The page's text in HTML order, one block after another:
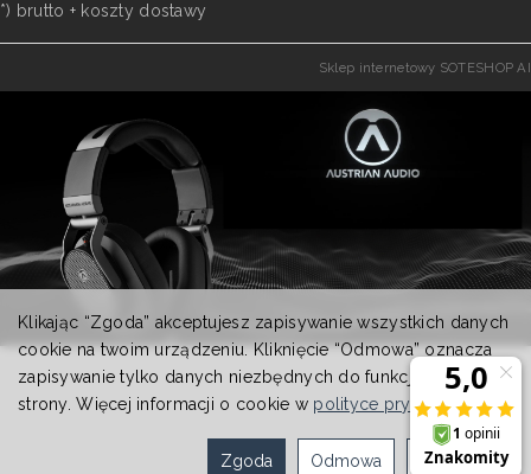
*) brutto + koszty dostawy
Sklep internetowy SOTESHOP AI
Klikając “Zgoda” akceptujesz zapisywanie wszystkich danych
cookie na twoim urządzeniu. Kliknięcie “Odmowa” oznacza
zapisywanie tylko danych niezbędnych do funkcjonowania
strony. Więcej informacji o cookie w polityce prywatności.
Ustawienia
Odmowa
Zgoda